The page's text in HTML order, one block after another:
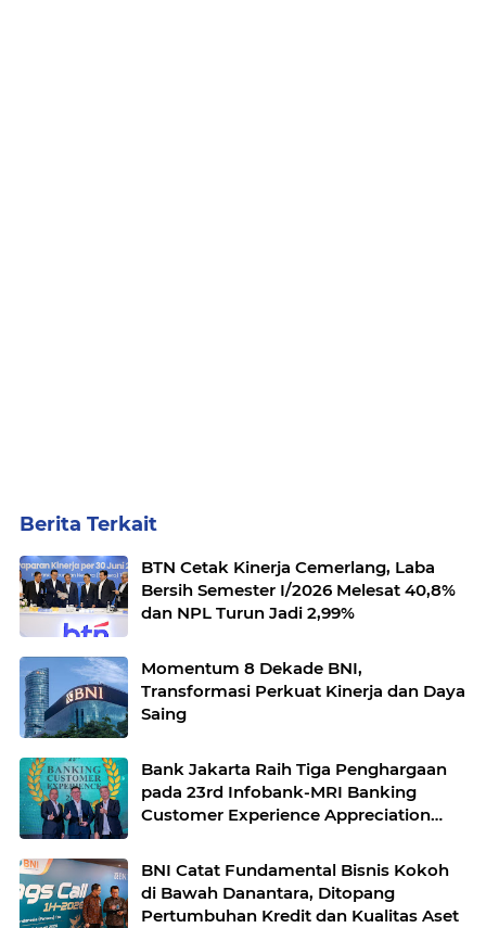
Berita Terkait
BTN Cetak Kinerja Cemerlang, Laba
Bersih Semester I/2026 Melesat 40,8%
dan NPL Turun Jadi 2,99%
Momentum 8 Dekade BNI,
Transformasi Perkuat Kinerja dan Daya
Saing
Bank Jakarta Raih Tiga Penghargaan
pada 23rd Infobank-MRI Banking
Customer Experience Appreciation
BNI Catat Fundamental Bisnis Kokoh
di Bawah Danantara, Ditopang
Pertumbuhan Kredit dan Kualitas Aset